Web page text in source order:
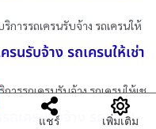
การรถเครนรับจ้าง รถเครนให้
นรับจ้าง รถเครนให้เช่า
ารรถเครนรับจ้าง รถเครนให้เช
ถเครนรับจ้าง รถเครน
แชร์ เพิ่มเติม